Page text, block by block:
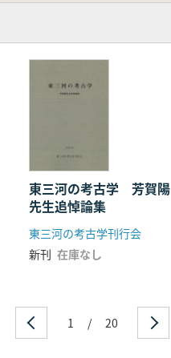
東三河の考古学 芳賀陽
先生追悼論集
東三河の考古学刊行会
新刊 在庫なし
1 / 20